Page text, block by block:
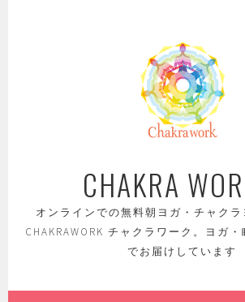
CHAKRA
オンラインでの無料朝ヨガ・チャクラ
CHAKRAWORK チャクラワーク。ヨガ
でお届けしています